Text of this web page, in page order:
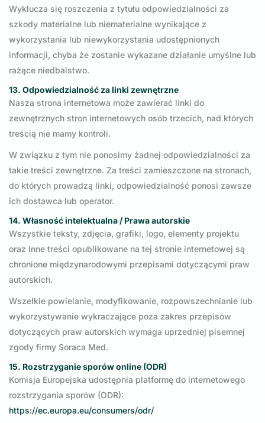
Wyklucza się roszczenia z tytułu odpowiedzialności za
szkody materialne lub niematerialne wynikające z
wykorzystania lub niewykorzystania udostępnionych
informacji, chyba że zostanie wykazane działanie umyślne lub
rażące niedbalstwo.
13. Odpowiedzialność za linki zewnętrzne
Nasza strona internetowa może zawierać linki do
zewnętrznych stron internetowych osób trzecich, nad których
treścią nie mamy kontroli.
W związku z tym nie ponosimy żadnej odpowiedzialności za
takie treści zewnętrzne. Za treści zamieszczone na stronach,
do których prowadzą linki, odpowiedzialność ponosi zawsze
ich dostawca lub operator.
14. Własność intelektualna / Prawa autorskie
Wszystkie teksty, zdjęcia, grafiki, logo, elementy projektu
oraz inne treści opublikowane na tej stronie internetowej są
chronione międzynarodowymi przepisami dotyczącymi praw
autorskich.
Wszelkie powielanie, modyfikowanie, rozpowszechnianie lub
wykorzystywanie wykraczające poza zakres przepisów
dotyczących praw autorskich wymaga uprzedniej pisemnej
zgody firmy Soraca Med.
15. Rozstrzyganie sporów online (ODR)
Komisja Europejska udostępnia platformę do internetowego
rozstrzygania sporów (ODR):
https://ec.europa.eu/consumers/odr/